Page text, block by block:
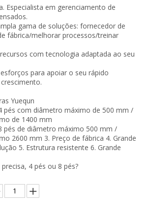
Especialista em gerenciamento de
gama de soluções: fornecedor de
fábrica/melhorar processos/treinar
com tecnologia adaptada ao seu
para apoiar o seu rápido
Yuequn
pés com diâmetro máximo de 500 mm /
de 1400 mm
pés de diâmetro máximo 500 mm /
2600 mm 3. Preço de fábrica 4. Grande
5. Estrutura resistente 6. Grande
4 pés ou 8 pés?